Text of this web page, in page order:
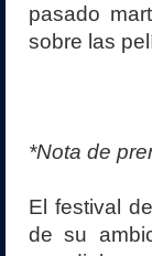
pasado
sobre las
*Nota de
El festival
de su